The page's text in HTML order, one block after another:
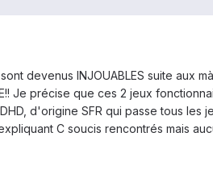
devenus INJOUABLES suite aux
Je précise que ces 2 jeux
d'origine SFR qui passe tous les
C soucis rencontrés mais